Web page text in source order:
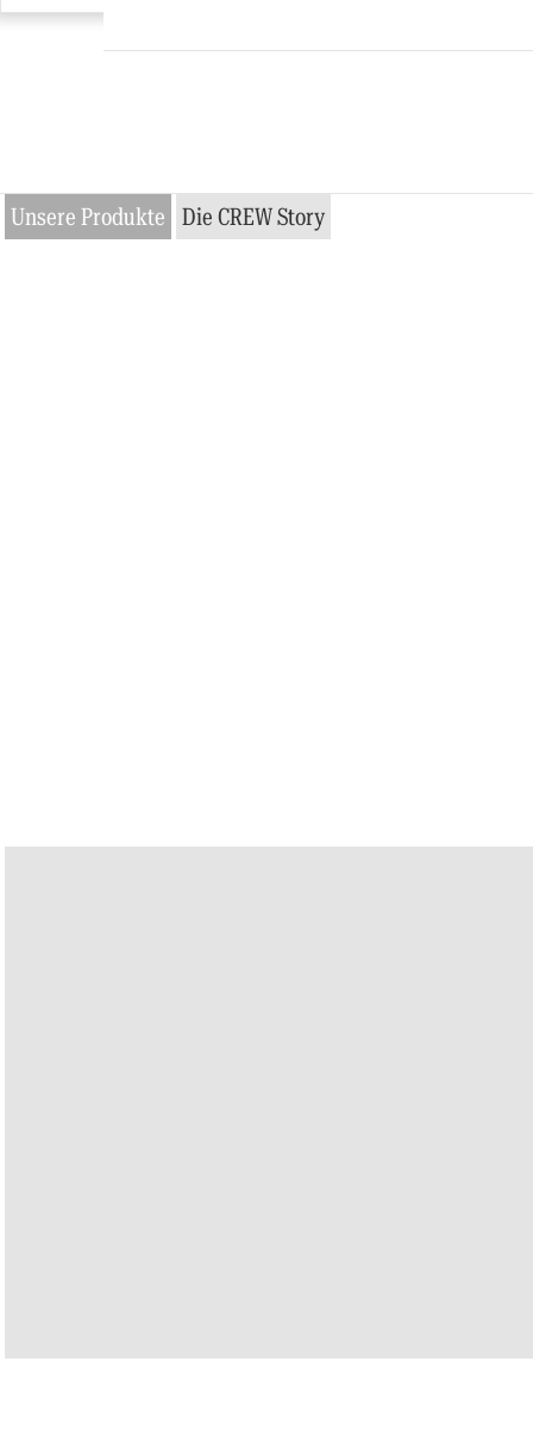
Unsere Produkte Die CREW Story